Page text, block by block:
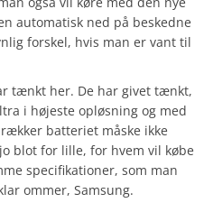
automatisk ned på beskedne
forskel, hvis man er vant til
tænkt her. De har givet tænkt,
i højeste opløsning og med
batteriet måske ikke
blot for lille, for hvem vil købe
specifikationer, som man
ommer, Samsung.